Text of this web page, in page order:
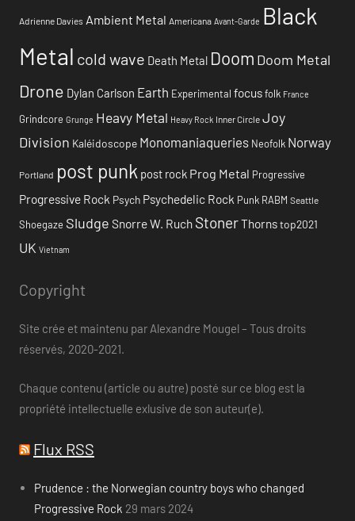
Adrienne Davies Ambient Metal Americana Avant-Garde Black
Metal cold wave Death Metal Doom Doom Metal
Drone Dylan Carlson Earth Experimental focusfolk France
Grindcore Grunge Heavy Metal Heavy Rock Inner Circle Joy
Division Kaléidoscope Monomaniaqueries Neofolk Norway
Portland post punk post rock Prog Metal Progressive
Progressive Rock Psych Psychedelic Rock Punk RABM Seattle
Shoegaze Sludge Snorre W. Ruch StonerThornstop2021
UK Vietnam
Copyright
Site crée et maintenu par Alexandre Mougel – Tous droits
réservés, 2020-2021.
Chaque contenu (article ou autre) posté sur ce blog est la
propriété intellectuelle exlusive de son auteur(e).
Flux RSS
Prudence : the Norwegian country boys who changed
Progressive Rock 29 mars 2024